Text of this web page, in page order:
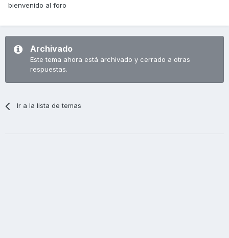
bienvenido al foro
Archivado
Este tema ahora está archivado y cerrado a otras
respuestas.
Ir a la lista de temas